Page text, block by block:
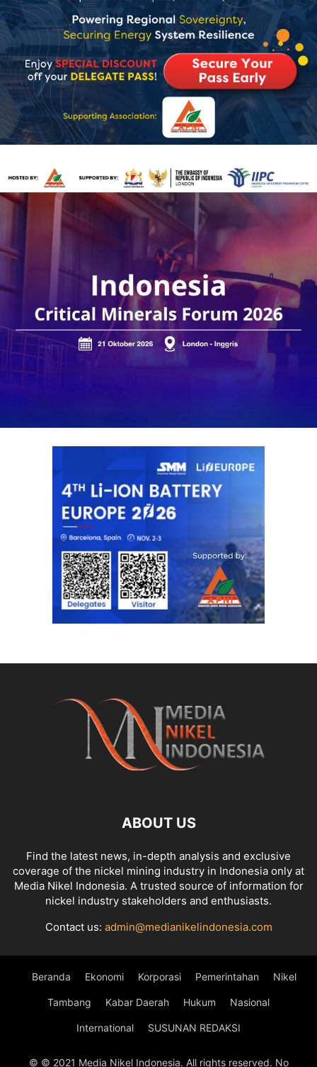
ABOUT US
Find the latest news, in-depth analysis and exclusive
coverage of the nickel mining industry in Indonesia only at
Media Nikel Indonesia. A trusted source of information for
nickel industry stakeholders and enthusiasts.
Contact us: admin@medianikelindonesia.com
Beranda Ekonomi Korporasi Pemerintahan Nikel
Tambang Kabar Daerah Hukum Nasional
International SUSUNAN REDAKSI
© © 2021 Media Nikel Indonesia. All rights reserved. No